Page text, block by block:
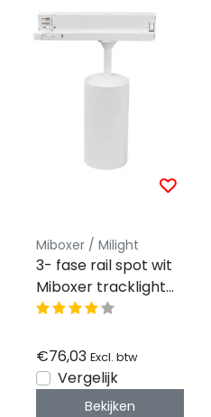
Miboxer / Milight
3- fase rail spot wit
Miboxer tracklight
RGB+CCT Zigbee 3.0
€76,03 Excl. btw
Vergelijk
Bekijken